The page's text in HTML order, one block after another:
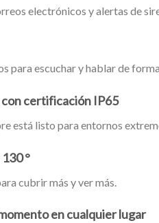
electrónicos y alertas de
para escuchar y hablar de
certificación IP65
está listo para entornos
°
cubrir más y ver más.
en cualquier lugar